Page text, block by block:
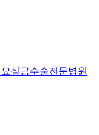
요실금수술전문병원